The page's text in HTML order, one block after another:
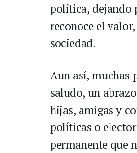
política, dejando
reconoce el
sociedad.
Aun así, muchas
saludo, un
hijas, amigas y
políticas o
permanente que